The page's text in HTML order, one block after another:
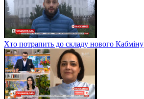
Хто потрапить до складу нового Кабміну